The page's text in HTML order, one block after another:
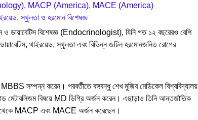
MACP (America), MACE (America)
স্থুলতা ও হরমোন বিশেষজ্ঞ
ও ডায়াবেটিস বিশেষজ্ঞ (Endocrinologist), যিনি গত ১২ বছরেরও বেশি
থাইরয়েড, স্থূলতা এবং বিভিন্ন জটিল হরমোনজনিত রোগের
সম্পন্ন করেন। পরবর্তীতে বঙ্গবন্ধু শেখ মুজিব মেডিকেল বিশ্ববিদ্যালয়
বিষয়ে MD ডিগ্রি অর্জন করেন। এছাড়াও তিনি আন্তর্জাতিক
থেকে MACP এবং MACE অর্জন করেছেন।